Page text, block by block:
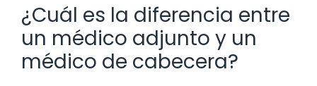
¿Cuál es la diferencia entre
un médico adjunto y un
médico de cabecera?